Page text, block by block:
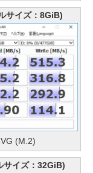
サイズ：8GiB)
(M.2)
イズ：32GiB)